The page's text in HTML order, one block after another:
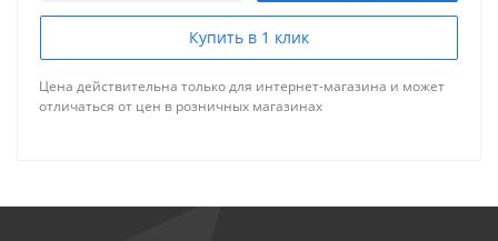
Купить в 1 клик
Цена действительна только для интернет-магазина и может
отличаться от цен в розничных магазинах